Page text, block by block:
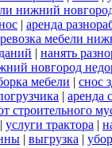
нижний
| аренда
мебели
| нанять
новгород
мебели | снос
| аренда
строительного
| услуги трактора |
| выгрузка |